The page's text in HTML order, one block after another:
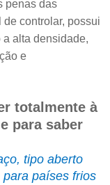
penas das
controlar, possui
alta densidade,
e
totalmente à
para saber
tipo aberto
países frios